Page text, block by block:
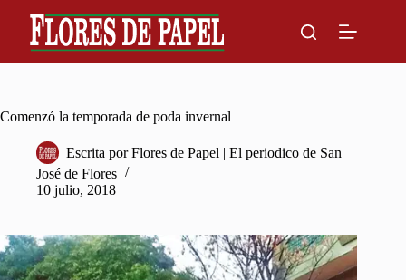
content
Comenzó la temporada de poda invernal
Escrita por Flores de Papel | El periodico de San
José de Flores
10 julio, 2018